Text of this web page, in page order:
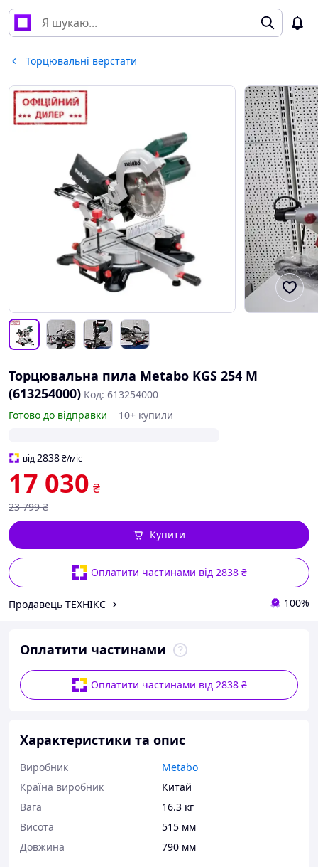
Торцювальні верстати
Торцювальна пила Metabo KGS 254 M
(613254000) Код: 613254000
Готово до відправки
10+ купили
від2838₴/міс
17 030 ₴
23 799 ₴
Оплатити частинами від 2838 ₴
Купити
Продавець ТЕХНІКС 100%
Оплатити частинами
Оплатити частинами від 2838 ₴
Характеристики та опис
Виробник
Metabo
Країна виробник
Китай
Вага
16.3 кг
Висота
515 мм
Довжина
790 мм